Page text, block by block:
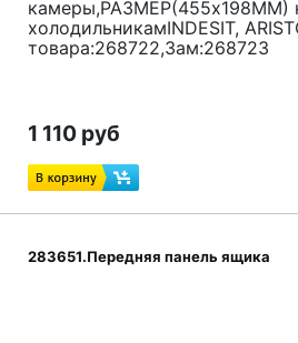
камеры,РАЗМЕР(455x198ММ)
холодильникамINDESIT,
товара:268722,Зам:268723
1 110 руб
283651.Передняя панель ящика